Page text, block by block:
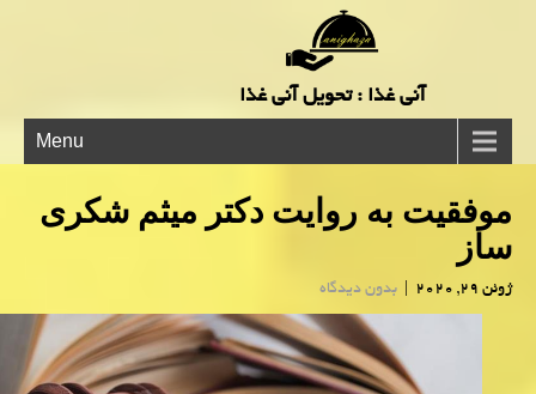
آنی غذا : تحویل آنی غذا
Menu
موفقیت به روایت دكتر میثم شكری
ساز
ژوئن 29, 2020 | بدون دیدگاه